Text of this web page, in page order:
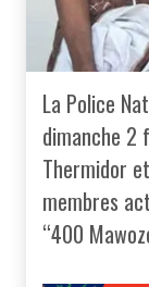
La Police
dimanche 2
Thermidor
membres
“400